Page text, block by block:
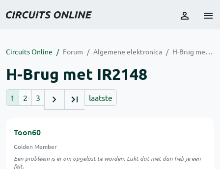
Circuits Online Forum Algemene elektronica H-Brug met IR2148
H-Brug met IR2148
1 2 3 laatste
Toon60
Golden Member
Een probleem is er om opgelost te worden. Lukt dat niet dan heb je een
feit.